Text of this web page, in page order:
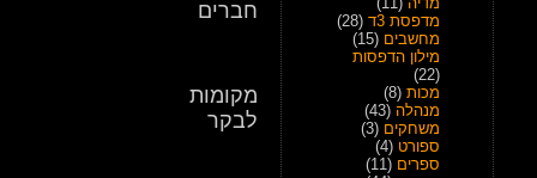
מדפסת 3ד
(28)
מחשבים (15)
מילון הדפסות
(22)
מכות (8)
מנהלה (43)
משחקים (3)
ספורט (4)
ספרים (11)
חברים
מקומות
לבקר